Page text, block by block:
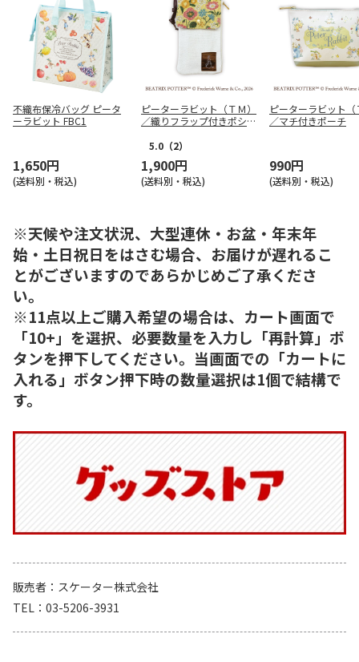
不織布保冷バッグ ピータ
ーラビット FBC1
1,650円
(送料別・税込)
ピーターラビット（ＴＭ）
／織りフラップ付きポシェ
5.0 （2）
1,900円
(送料別・税込)
ピーターラビット（
／マチ付きポーチ
990円
(送料別・税込)
※天候や注文状況、大型連休・お盆・年末年
始・土日祝日をはさむ場合、お届けが遅れるこ
とがございますのであらかじめご了承くださ
い。
※11点以上ご購入希望の場合は、カート画面で
「10+」を選択、必要数量を入力し「再計算」ボ
タンを押下してください。当画面での「カートに
入れる」ボタン押下時の数量選択は1個で結構で
す。
販売者
スケーター株式会社
TEL
03-5206-3931